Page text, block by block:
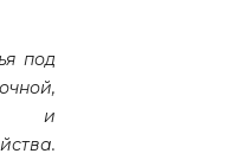
под
и